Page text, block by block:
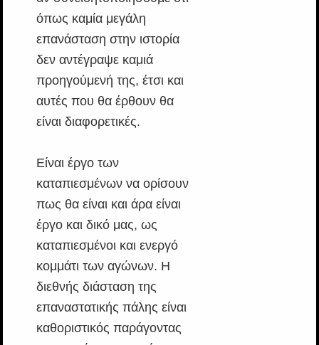
όπως καμία μεγάλη
επανάσταση στην ιστορία
δεν αντέγραψε καμιά
προηγούμενή της, έτσι και
αυτές που θα έρθουν θα
είναι διαφορετικές.
Είναι έργο των
καταπιεσμένων να ορίσουν
πως θα είναι και άρα είναι
έργο και δικό μας, ως
καταπιεσμένοι και ενεργό
κομμάτι των αγώνων. Η
διεθνής διάσταση της
επαναστατικής πάλης είναι
καθοριστικός παράγοντας